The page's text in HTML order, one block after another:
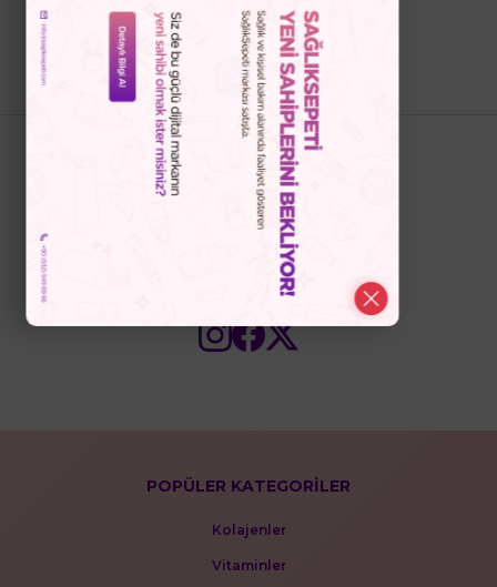
Bizi Takip Edin
POPÜLER KATEGORİLER
Kolajenler
Vitaminler